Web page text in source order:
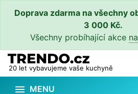
Doprava zdarma na všechny
3 000 Kč.
Všechny probíhající akce
20 let vybavujeme vaše kuchyně
 MENU